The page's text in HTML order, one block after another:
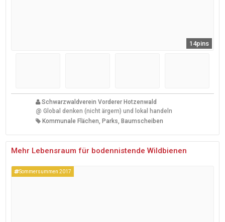
14pins
Schwarzwaldverein Vorderer Hotzenwald
@ Global denken (nicht ärgern) und lokal handeln
Kommunale Flächen, Parks, Baumscheiben
Mehr Lebensraum für bodennistende Wildbienen
Sommersummen 2017